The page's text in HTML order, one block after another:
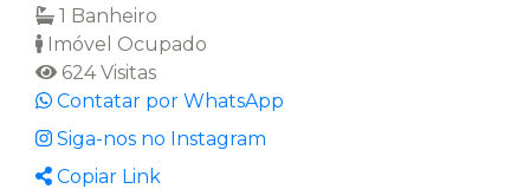
1 Banheiro
Imóvel Ocupado
624 Visitas
Contatar por WhatsApp
Siga-nos no Instagram
Copiar Link